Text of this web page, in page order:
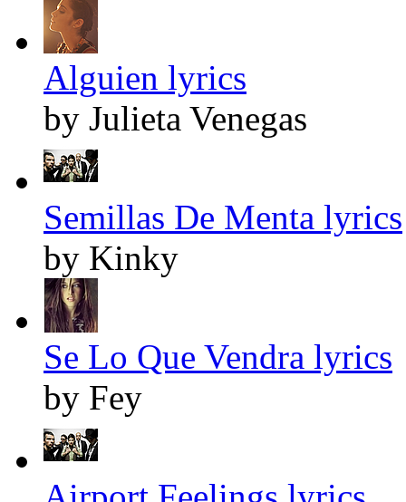
Alguien lyrics
by Julieta Venegas
Semillas De Menta lyrics
by Kinky
Se Lo Que Vendra lyrics
by Fey